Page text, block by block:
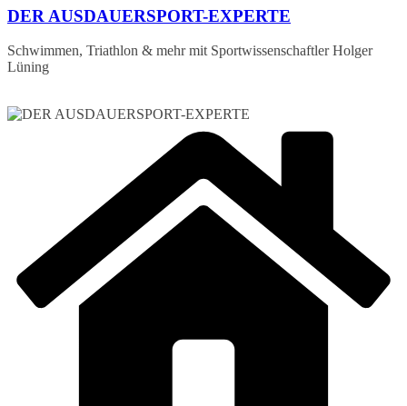
DER AUSDAUERSPORT-EXPERTE
Schwimmen, Triathlon & mehr mit Sportwissenschaftler Holger
Lüning